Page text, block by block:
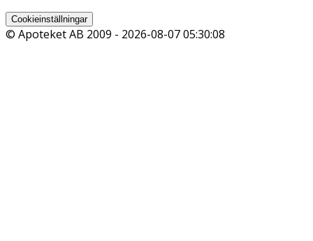
Cookieinställningar
© Apoteket AB 2009 - 2026-08-07 05:30:08